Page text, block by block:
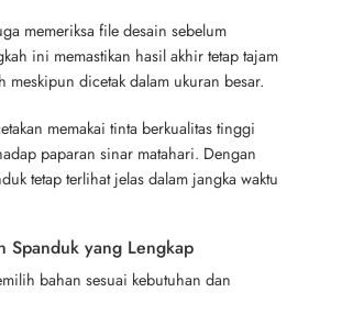
memeriksa file desain sebelum
ini memastikan hasil akhir tetap tajam
meskipun dicetak dalam ukuran besar.
memakai tinta berkualitas tinggi
paparan sinar matahari. Dengan
tetap terlihat jelas dalam jangka waktu
Spanduk yang Lengkap
bahan sesuai kebutuhan dan